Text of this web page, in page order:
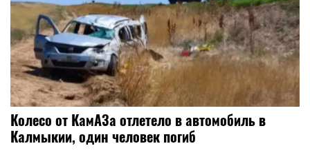
Колесо от КамАЗа отлетело в автомобиль в
Калмыкии, один человек погиб